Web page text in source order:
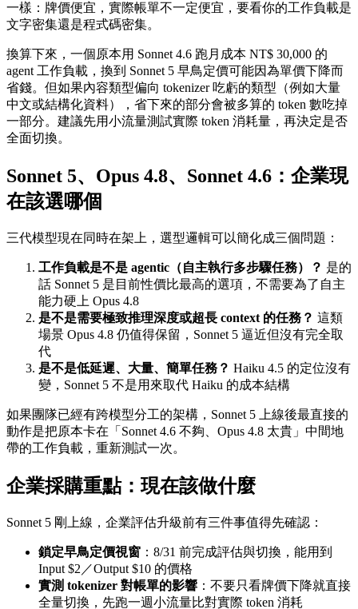
一樣：牌價便宜，實際帳單不一定便宜，要看你的工作負載是
文字密集還是程式碼密集。
換算下來，一個原本用 Sonnet 4.6 跑月成本 NT$ 30,000 的
agent 工作負載，換到 Sonnet 5 早鳥定價可能因為單價下降而
省錢。但如果內容類型偏向 tokenizer 吃虧的類型（例如大量
中文或結構化資料），省下來的部分會被多算的 token 數吃掉
一部分。建議先用小流量測試實際 token 消耗量，再決定是否
全面切換。
Sonnet 5、Opus 4.8、Sonnet 4.6：企業現
在該選哪個
三代模型現在同時在架上，選型邏輯可以簡化成三個問題：
工作負載是不是 agentic（自主執行多步驟任務）？ 是的
話 Sonnet 5 是目前性價比最高的選項，不需要為了自主
能力硬上 Opus 4.8
是不是需要極致推理深度或超長 context 的任務？ 這類
場景 Opus 4.8 仍值得保留，Sonnet 5 逼近但沒有完全取
代
是不是低延遲、大量、簡單任務？ Haiku 4.5 的定位沒有
變，Sonnet 5 不是用來取代 Haiku 的成本結構
如果團隊已經有跨模型分工的架構，Sonnet 5 上線後最直接的
動作是把原本卡在「Sonnet 4.6 不夠、Opus 4.8 太貴」中間地
帶的工作負載，重新測試一次。
企業採購重點：現在該做什麼
Sonnet 5 剛上線，企業評估升級前有三件事值得先確認：
鎖定早鳥定價視窗 ：8/31 前完成評估與切換，能用到
Input $2／Output $10 的價格
實測 tokenizer 對帳單的影響 ：不要只看牌價下降就直接
全量切換，先跑一週小流量比對實際 token 消耗